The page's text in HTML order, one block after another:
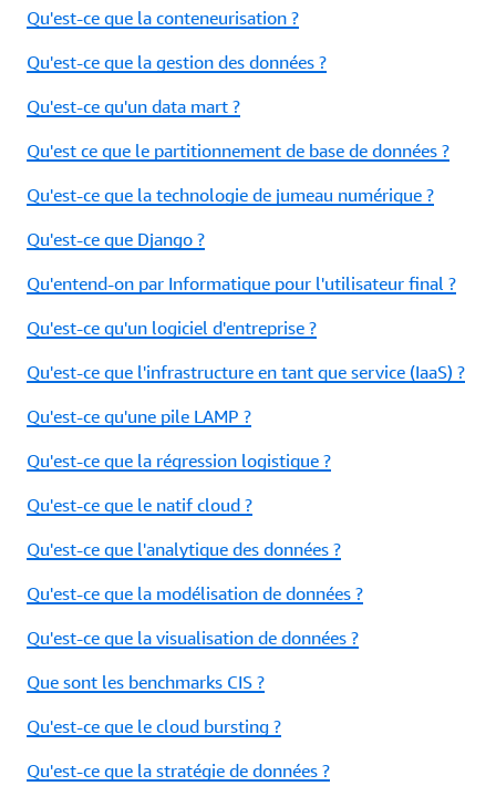
Qu'est-ce que la conteneurisation ?
Qu'est-ce que la gestion des données ?
Qu'est-ce qu'un data mart ?
Qu'est ce que le partitionnement de base de données ?
Qu'est-ce que la technologie de jumeau numérique ?
Qu'est-ce que Django ?
Qu'entend-on par Informatique pour l'utilisateur final ?
Qu'est-ce qu'un logiciel d'entreprise ?
Qu'est-ce que l'infrastructure en tant que service (IaaS) ?
Qu'est-ce qu'une pile LAMP ?
Qu'est-ce que la régression logistique ?
Qu'est-ce que le natif cloud ?
Qu'est-ce que l'analytique des données ?
Qu'est-ce que la modélisation de données ?
Qu'est-ce que la visualisation de données ?
Que sont les benchmarks CIS ?
Qu'est-ce que le cloud bursting ?
Qu'est-ce que la stratégie de données ?